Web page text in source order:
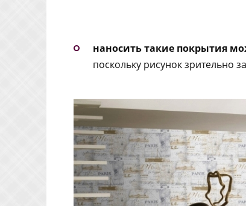
наносить такие покрытия
поскольку рисунок зрительно